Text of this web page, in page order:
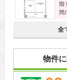
階
間
全
物件